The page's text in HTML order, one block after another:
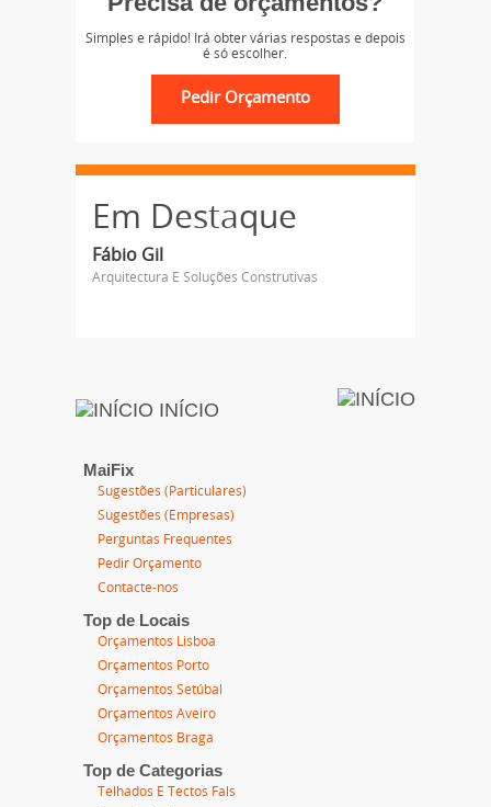
Simples e rápido! Irá obter várias respostas e depois
é só escolher.
Em Destaque
Fábio Gil
Arquitectura E Soluções Construtivas
INÍCIO
MaiFix
Sugestões (Particulares)
Sugestões (Empresas)
Perguntas Frequentes
Pedir Orçamento
Contacte-nos
Top de Locais
Orçamentos Lisboa
Orçamentos Porto
Orçamentos Setúbal
Orçamentos Aveiro
Orçamentos Braga
Top de Categorias
Telhados E Tectos Fals